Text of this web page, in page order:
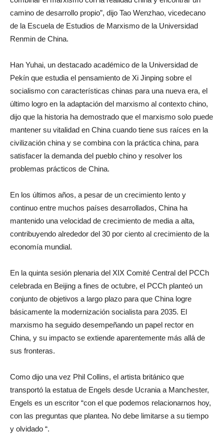
camino de desarrollo propio”, dijo Tao Wenzhao, vicedecano
de la Escuela de Estudios de Marxismo de la Universidad
Renmin de China.
Han Yuhai, un destacado académico de la Universidad de
Pekín que estudia el pensamiento de Xi Jinping sobre el
socialismo con características chinas para una nueva era, el
último logro en la adaptación del marxismo al contexto chino,
dijo que la historia ha demostrado que el marxismo solo puede
mantener su vitalidad en China cuando tiene sus raíces en la
civilización china y se combina con la práctica china, para
satisfacer la demanda del pueblo chino y resolver los
problemas prácticos de China.
En los últimos años, a pesar de un crecimiento lento y
continuo entre muchos países desarrollados, China ha
mantenido una velocidad de crecimiento de media a alta,
contribuyendo alrededor del 30 por ciento al crecimiento de la
economía mundial.
En la quinta sesión plenaria del XIX Comité Central del PCCh
celebrada en Beijing a fines de octubre, el PCCh planteó un
conjunto de objetivos a largo plazo para que China logre
básicamente la modernización socialista para 2035. El
marxismo ha seguido desempeñando un papel rector en
China, y su impacto se extiende aparentemente más allá de
sus fronteras.
Como dijo una vez Phil Collins, el artista británico que
transportó la estatua de Engels desde Ucrania a Manchester,
Engels es un escritor “con el que podemos relacionarnos hoy,
con las preguntas que plantea. No debe limitarse a su tiempo
y olvidado “.